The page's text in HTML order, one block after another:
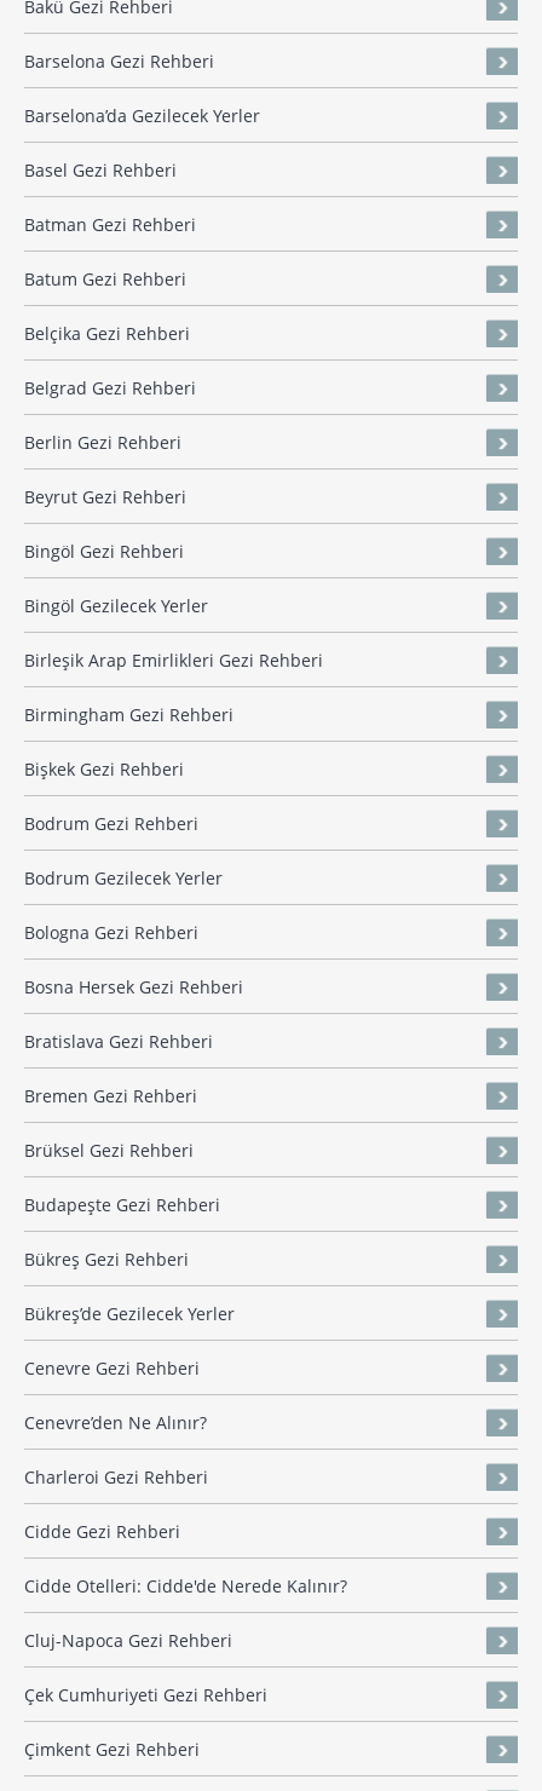
Bakü Gezi Rehberi
Barselona Gezi Rehberi
Barselona’da Gezilecek Yerler
Basel Gezi Rehberi
Batman Gezi Rehberi
Batum Gezi Rehberi
Belçika Gezi Rehberi
Belgrad Gezi Rehberi
Berlin Gezi Rehberi
Beyrut Gezi Rehberi
Bingöl Gezi Rehberi
Bingöl Gezilecek Yerler
Birleşik Arap Emirlikleri Gezi Rehberi
Birmingham Gezi Rehberi
Bişkek Gezi Rehberi
Bodrum Gezi Rehberi
Bodrum Gezilecek Yerler
Bologna Gezi Rehberi
Bosna Hersek Gezi Rehberi
Bratislava Gezi Rehberi
Bremen Gezi Rehberi
Brüksel Gezi Rehberi
Budapeşte Gezi Rehberi
Bükreş Gezi Rehberi
Bükreş’de Gezilecek Yerler
Cenevre Gezi Rehberi
Cenevre’den Ne Alınır?
Charleroi Gezi Rehberi
Cidde Gezi Rehberi
Cidde Otelleri: Cidde'de Nerede Kalınır?
Cluj-Napoca Gezi Rehberi
Çek Cumhuriyeti Gezi Rehberi
Çimkent Gezi Rehberi